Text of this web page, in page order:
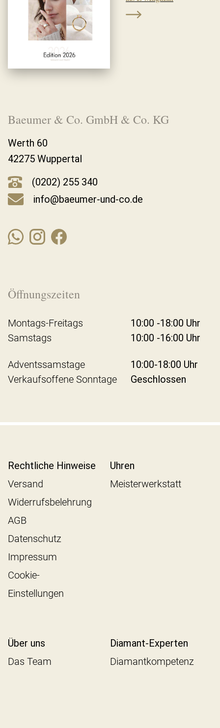
Baeumer & Co. GmbH & Co. KG
Werth 60
42275 Wuppertal
(0202) 255 340
info@baeumer-und-co.de
Öffnungszeiten
Montags-Freitags
10:00 -18:00 Uhr
Samstags
10:00 -16:00 Uhr
Adventssamstage
10:00-18:00 Uhr
Verkaufsoffene Sonntage
Geschlossen
Rechtliche Hinweise
Versand
Widerrufsbelehrung
AGB
Datenschutz
Impressum
Cookie-
Einstellungen
Uhren
Meisterwerkstatt
Über uns
Das Team
Diamant-Experten
Diamantkompetenz